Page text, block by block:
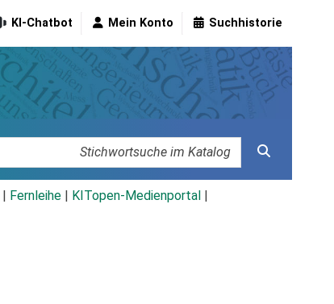
KI-Chatbot Mein Konto Suchhistorie
Fernleihe KITopen-Medienportal